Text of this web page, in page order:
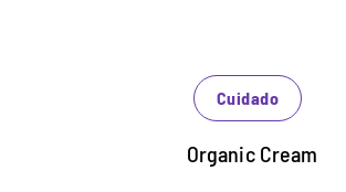
Cuidado
Organic Cream